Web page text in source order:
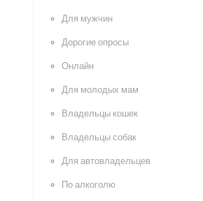
Для мужчин
Дорогие опросы
Онлайн
Для молодых мам
Владельцы кошек
Владельцы собак
Для автовладельцев
По алкоголю